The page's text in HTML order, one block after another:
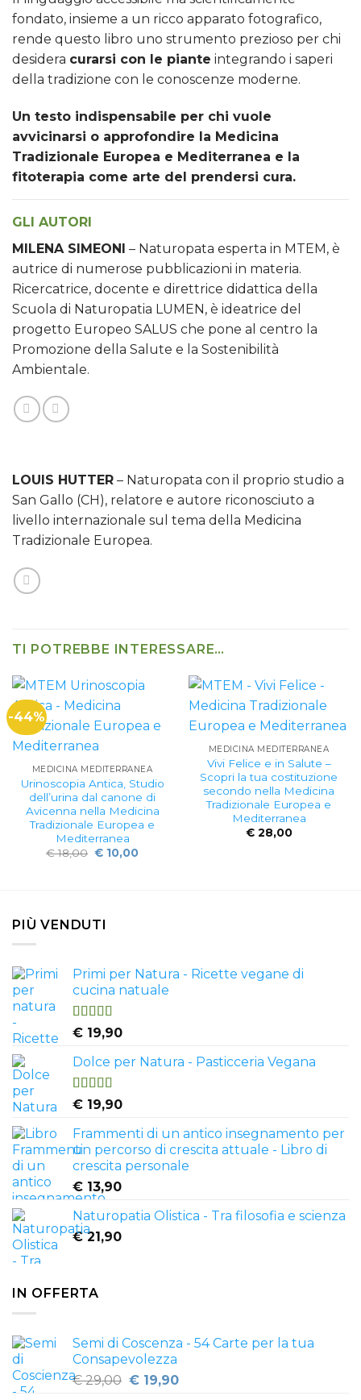
fondato, insieme a un ricco apparato fotografico,
rende questo libro uno strumento prezioso per chi
desidera curarsi con le piante integrando i saperi
della tradizione con le conoscenze moderne.
Un testo indispensabile per chi vuole
avvicinarsi o approfondire la Medicina
Tradizionale Europea e Mediterranea e la
fitoterapia come arte del prendersi cura.
GLI AUTORI
MILENA SIMEONI – Naturopata esperta in MTEM, è
autrice di numerose pubblicazioni in materia.
Ricercatrice, docente e direttrice didattica della
Scuola di Naturopatia LUMEN, è ideatrice del
progetto Europeo SALUS che pone al centro la
Promozione della Salute e la Sostenibilità
Ambientale.
LOUIS HUTTER – Naturopata con il proprio studio a
San Gallo (CH), relatore e autore riconosciuto a
livello internazionale sul tema della Medicina
Tradizionale Europea.
TI POTREBBE INTERESSARE…
-44%
MEDICINA MEDITERRANEA
Urinoscopia Antica, Studio
dell’urina dal canone di
Avicenna nella Medicina
Tradizionale Europea e
Mediterranea
€18,00 Il
prezzo
€ 10,00
MEDICINA MEDITERRANEA
Vivi Felice e in Salute –
Scopri la tua costituzione
secondo nella Medicina
Tradizionale Europea e
Mediterranea
€28,00
PIÙ VENDUTI
Primi per Natura - Ricette vegane di
cucina natuale
Valutato
su 5
€ 19,90
Dolce per Natura - Pasticceria Vegana
Valutato
su 5
€ 19,90
Frammenti di un antico insegnamento per
un percorso di crescita attuale - Libro di
crescita personale
€ 13,90
Naturopatia Olistica - Tra filosofia e scienza
€21,90
IN OFFERTA
Semi di Coscenza - 54 Carte per la tua
Consapevolezza
€29,00 Il
€19,90Il